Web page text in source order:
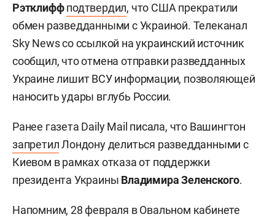
Рэтклиффподтвердил, что США прекратили
обмен разведданными с Украиной. Телеканал
Sky News со ссылкой на украинский источник
сообщил, что отмена отправки разведданных
Украине лишит ВСУ информации, позволяющей
наносить удары вглубь России.
Ранее газета Daily Mail писала, что Вашингтон
запретилЛондону делиться разведданными с
Киевом в рамках отказа от поддержки
президента Украины Владимира Зеленского.
Напомним, 28 февраля в Овальном кабинете